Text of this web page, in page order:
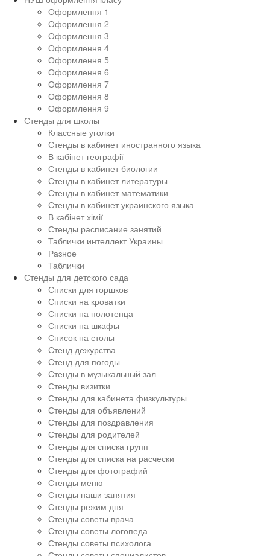
Оформлення 1
Оформлення 2
Оформлення 3
Оформлення 4
Оформлення 5
Оформлення 6
Оформлення 7
Оформлення 8
Оформлення 9
Стенды для школы
Классные уголки
Стенды в кабинет иностранного языка
В кабінет географії
Стенды в кабинет биологии
Стенды в кабинет литературы
Стенды в кабинет математики
Стенды в кабинет украинского языка
В кабінет хімії
Стенды расписание занятий
Таблички интеллект Украины
Разное
Таблички
Стенды для детского сада
Списки для горшков
Списки на кроватки
Списки на полотенца
Списки на шкафы
Список на столы
Стенд дежурства
Стенд для погоды
Стенды в музыкальный зал
Стенды визитки
Стенды для кабинета физкультуры
Стенды для объявлений
Стенды для поздравления
Стенды для родителей
Стенды для списка групп
Стенды для списка на расчески
Стенды для фотографий
Стенды меню
Стенды наши занятия
Стенды режим дня
Стенды советы врача
Стенды советы логопеда
Стенды советы психолога